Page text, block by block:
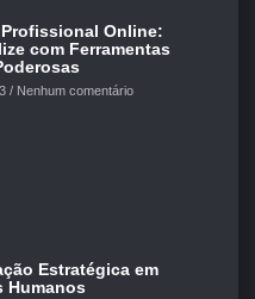
Online:
com Ferramentas
Nenhum comentário
Estratégica em
Humanos